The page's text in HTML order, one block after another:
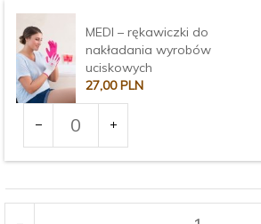
MEDI – rękawiczki do
nakładania wyrobów
uciskowych
27,00 PLN
dla
produktu
2967